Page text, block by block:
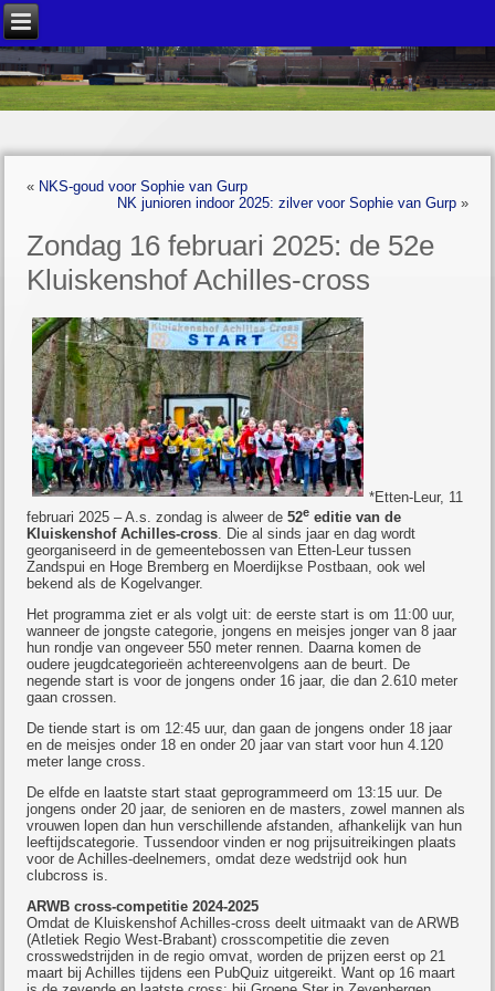
« NKS-goud voor Sophie van Gurp
NK junioren indoor 2025: zilver voor Sophie van Gurp»
Zondag 16 februari 2025: de 52e
Kluiskenshof Achilles-cross
*Etten-Leur, 11
februari 2025 – A.s. zondag is alweer de52e editie van de
Kluiskenshof Achilles-cross. Die al sinds jaar en dag wordt
georganiseerd in de gemeentebossen van Etten-Leur tussen
Zandspui en Hoge Bremberg en Moerdijkse Postbaan, ook wel
bekend als de Kogelvanger.
Het programma ziet er als volgt uit: de eerste start is om 11:00 uur,
wanneer de jongste categorie, jongens en meisjes jonger van 8 jaar
hun rondje van ongeveer 550 meter rennen. Daarna komen de
oudere jeugdcategorieën achtereenvolgens aan de beurt. De
negende start is voor de jongens onder 16 jaar, die dan 2.610 meter
gaan crossen.
De tiende start is om 12:45 uur, dan gaan de jongens onder 18 jaar
en de meisjes onder 18 en onder 20 jaar van start voor hun 4.120
meter lange cross.
De elfde en laatste start staat geprogrammeerd om 13:15 uur. De
jongens onder 20 jaar, de senioren en de masters, zowel mannen als
vrouwen lopen dan hun verschillende afstanden, afhankelijk van hun
leeftijdscategorie. Tussendoor vinden er nog prijsuitreikingen plaats
voor de Achilles-deelnemers, omdat deze wedstrijd ook hun
clubcross is.
ARWB cross-competitie 2024-2025
Omdat de Kluiskenshof Achilles-cross deelt uitmaakt van de ARWB
(Atletiek Regio West-Brabant) crosscompetitie die zeven
crosswedstrijden in de regio omvat, worden de prijzen eerst op 21
maart bij Achilles tijdens een PubQuiz uitgereikt. Want op 16 maart